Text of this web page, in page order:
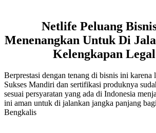
Netlife Peluang
Menenangkan Untuk Di
Kelengkapan
Berprestasi dengan tenang di bisnis ini
Sukses Mandiri dan sertifikasi produknya
sesuai persyaratan yang ada di Indonesia
ini aman untuk di jalankan jangka panjang
Bengkalis